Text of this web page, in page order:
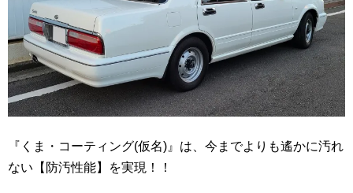
『くま・コーティング(仮名)』は、今までよりも遙かに汚れ
ない【防汚性能】を実現！！